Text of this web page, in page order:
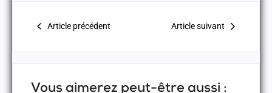
Article précédent Article suivant
Vous aimerez peut-être aussi :